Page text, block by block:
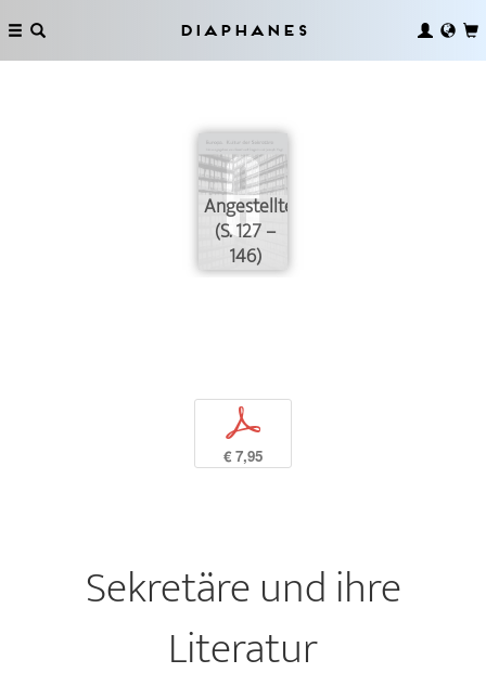
Diaphanes
Angestelltenverhältnisse
(S. 127 –
146)
p
€ 7,95
Sekretäre und ihre
Literatur